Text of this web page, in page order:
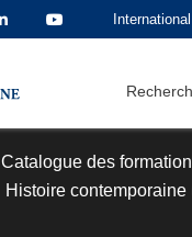
International
Catalogue des
Histoire